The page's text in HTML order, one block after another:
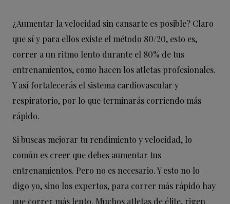
¿Aumentar la velocidad sin cansarte es posible? Claro
que sí y para ellos existe el método 80/20, esto es,
correr a un ritmo lento durante el 80% de tus
entrenamientos, como hacen los atletas profesionales.
Y así fortalecerás el sistema cardiovascular y
respiratorio, por lo que terminarás corriendo más
rápido.
Si buscas mejorar tu rendimiento y velocidad, lo
común es creer que debes aumentar tus
entrenamientos. Pero no es necesario. Y esto no lo
digo yo, sino los expertos, para correr más rápido hay
que correr más lento. Muchos atletas de élite, rigen